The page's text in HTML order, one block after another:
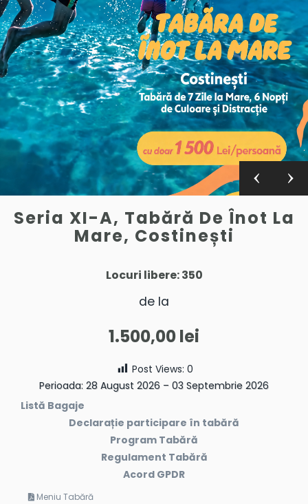
Seria XI-A, Tabără De Înot La
Mare, Costinești
Locuri libere: 350
de la
1.500,00lei
Post Views: 0
Perioada: 28 August 2026 – 03 Septembrie 2026
Listă Bagaje
Declarație participare în tabără
Program Tabără
Regulament Tabără
Acord GPDR
Meniu Tabără